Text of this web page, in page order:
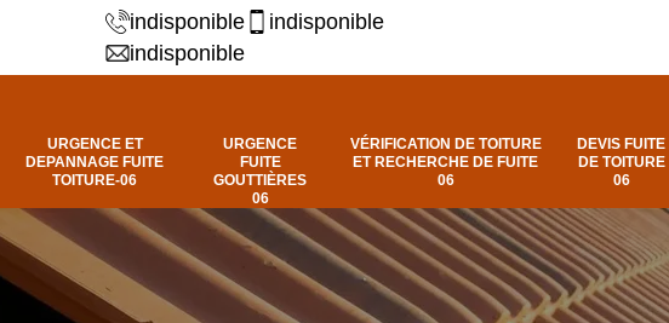
indisponible
indisponible
indisponible
URGENCE ET
DEPANNAGE FUITE
TOITURE-06
URGENCE
FUITE
GOUTTIÈRES
06
VÉRIFICATION DE TOITURE
ET RECHERCHE DE FUITE
06
DEVIS FUITE
DE TOITURE
06